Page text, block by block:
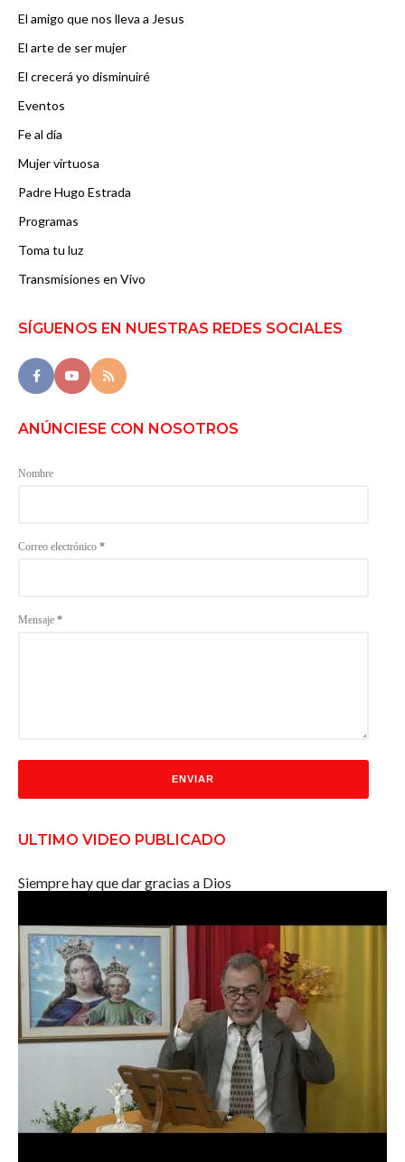
El amigo que nos lleva a Jesus
El arte de ser mujer
El crecerá yo disminuiré
Eventos
Fe al día
Mujer virtuosa
Padre Hugo Estrada
Programas
Toma tu luz
Transmisiones en Vivo
SÍGUENOS EN NUESTRAS REDES SOCIALES
ANÚNCIESE CON NOSOTROS
Nombre
Correo electrónico *
Mensaje *
ULTIMO VIDEO PUBLICADO
Siempre hay que dar gracias a Dios